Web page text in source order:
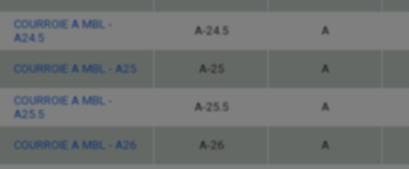
COURROIE A MBL -
A24.5
A-24.5 A
COURROIE A MBL - A25 A-25 A
COURROIE A MBL -
A25.5
A-25.5 A
COURROIE A MBL - A26 A-26 A